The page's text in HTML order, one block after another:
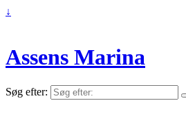
↓
Assens Marina
Søg efter: